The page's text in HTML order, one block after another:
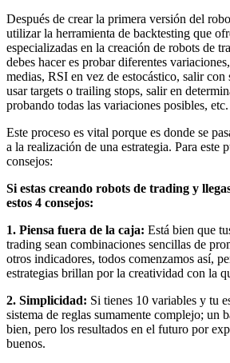
Después de crear la primera versión del
utilizar la herramienta de backtesting que
especializadas en la creación de robots de
debes hacer es probar diferentes
medias, RSI en vez de estocástico, salir
usar targets o trailing stops, salir en
probando todas las variaciones posibles, etc.
Este proceso es vital porque es donde se
a la realización de una estrategia. Para este
consejos:
Si estas creando robots de trading y
estos 4 consejos:
1. Piensa fuera de la caja: Está bien que
trading sean combinaciones sencillas de
otros indicadores, todos comenzamos así,
estrategias brillan por la creatividad con la
2. Simplicidad: Si tienes 10 variables y tu
sistema de reglas sumamente complejo; un
bien, pero los resultados en el futuro por
buenos.